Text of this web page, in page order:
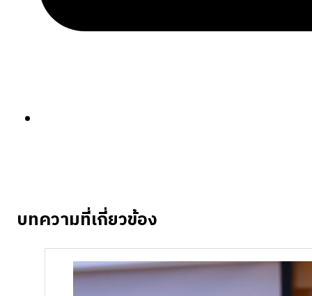
บทความที่เกี่ยวข้อง